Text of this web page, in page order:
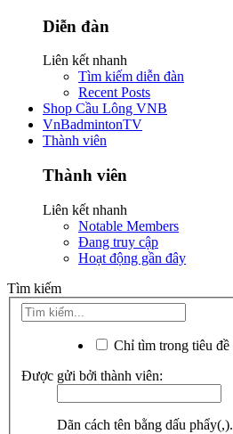
Diễn đàn
Liên kết nhanh
Tìm kiếm diễn đàn
Recent Posts
Shop Cầu Lông VNB
VnBadmintonTV
Thành viên
Thành viên
Liên kết nhanh
Notable Members
Đang truy cập
Hoạt động gần đây
Tìm kiếm
Chỉ tìm trong tiêu đề
Được gửi bởi thành viên:
Dãn cách tên bằng dấu phẩy(,).